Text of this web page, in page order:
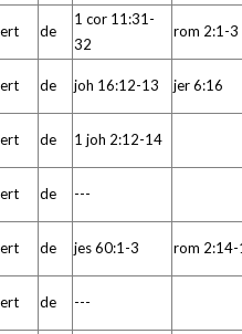
de
1 cor 11:31-
32
rom 2:1-3
de joh 16:12-13 jer 6:16
de 1 joh 2:12-14
de ---
de jes 60:1-3 rom
de ---